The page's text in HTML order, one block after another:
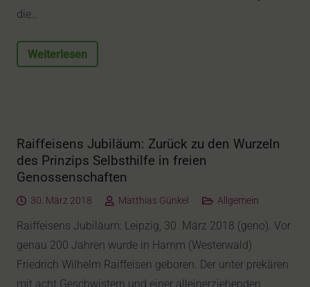
die…
Weiterlesen
Raiffeisens Jubiläum: Zurück zu den Wurzeln
des Prinzips Selbsthilfe in freien
Genossenschaften
30. März 2018 Matthias Günkel Allgemein
Raiffeisens Jubiläum: Leipzig, 30. März 2018 (geno). Vor
genau 200 Jahren wurde in Hamm (Westerwald)
Friedrich Wilhelm Raiffeisen geboren. Der unter prekären
mit acht Geschwistern und einer alleinerziehenden